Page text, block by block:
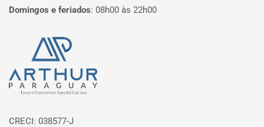
Domingos e feriados: 08h00 às 22h00
Página inicial
CRECI: 038577-J